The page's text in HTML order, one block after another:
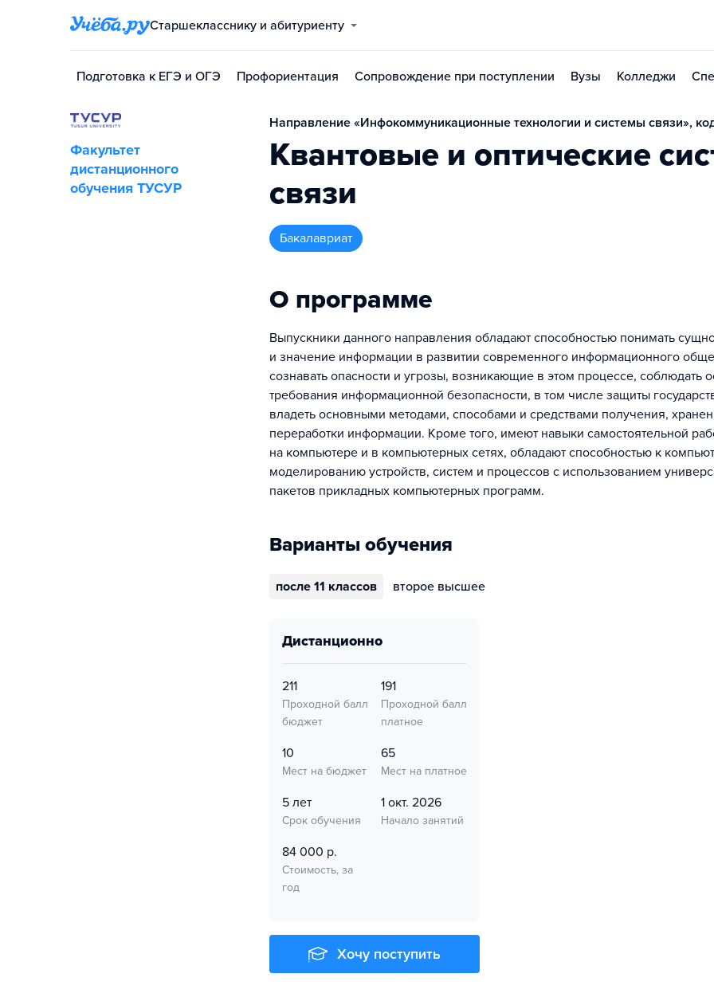
Старшекласснику и абитуриенту
Подготовка к ЕГЭ и ОГЭ Профориентация Сопровождение при поступлении Вузы Колледжи
Факультет
дистанционного
обучения ТУСУР
Направление «Инфокоммуникационные технологии и системы связи»,
Квантовые и оптические
связи
бакалавриат
О программе
Выпускники данного направления обладают способностью понимать
и значение информации в развитии сов­ре­менного информационного
сознавать опасности и угрозы, возникающие в этом процессе, соблюдать
требования информационной безопасности, в том числе за­щиты
владеть основными методами, способами и средствами получения,
переработки ин­формации. Кроме того, имеют навыки самостоятельной
на компьютере и в компьютерных сетях, обладают способ­ностью к
моделированию устройств, систем и процессов с использованием
пакетов приклад­ных компьютерных программ.
Варианты обучения
после 11 классов второе высшее
дистанционно
211
Проходной балл
бюджет
191
Проходной балл
платное
10
Мест на бюджет
65
Мест на платное
5 лет
Срок обучения
1 окт. 2026
Начало занятий
84 000 р.
Стоимость, за
год
Хочу поступить